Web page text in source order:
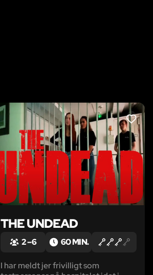
LIKE
THE UNDEAD
2 – 6 60 MIN.
I har meldt jer frivilligt som